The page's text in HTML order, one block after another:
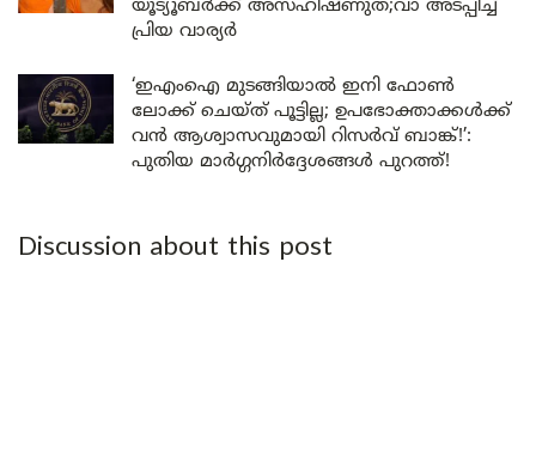
യൂട്യൂബർക്ക് അസഹിഷ്ണുത;വാ അടപ്പിച്ച്
പ്രിയ വാര്യർ
‘ഇഎംഐ മുടങ്ങിയാൽ ഇനി ഫോൺ
ലോക്ക് ചെയ്ത് പൂട്ടില്ല; ഉപഭോക്താക്കൾക്ക്
വൻ ആശ്വാസവുമായി റിസർവ് ബാങ്ക്!’:
പുതിയ മാർഗ്ഗനിർദ്ദേശങ്ങൾ പുറത്ത്!
Discussion about this post